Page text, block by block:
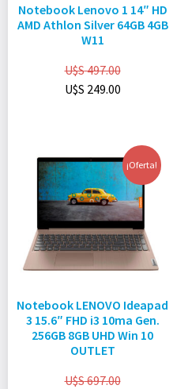
Notebook Lenovo 1 14″ HD
AMD Athlon Silver 64GB 4GB
W11
U$S497.00
U$S 249.00
¡Oferta!
Notebook LENOVO Ideapad
3 15.6″ FHD i3 10ma Gen.
256GB 8GB UHD Win 10
OUTLET
U$S697.00